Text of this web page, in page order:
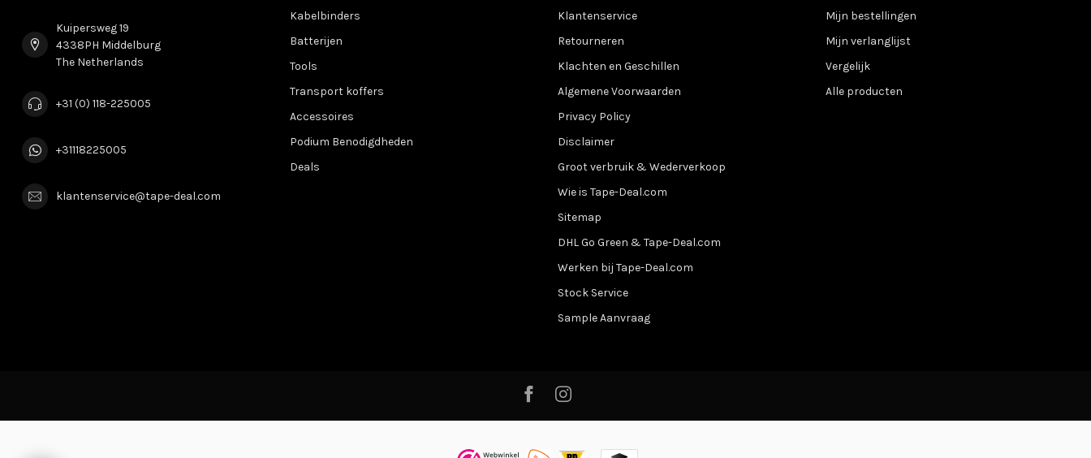
Kuipersweg 19
4338PH Middelburg
The Netherlands
+31 (0) 118-225005
+31118225005
klantenservice@tape-deal.com
Kabelbinders
Batterijen
Tools
Transport koffers
Accessoires
Podium Benodigdheden
Deals
Klantenservice
Retourneren
Klachten en Geschillen
Algemene Voorwaarden
Privacy Policy
Disclaimer
Groot verbruik & Wederverkoop
Wie is Tape-Deal.com
Sitemap
DHL Go Green & Tape-Deal.com
Werken bij Tape-Deal.com
Stock Service
Sample Aanvraag
Mijn bestellingen
Mijn verlanglijst
Vergelijk
Alle producten